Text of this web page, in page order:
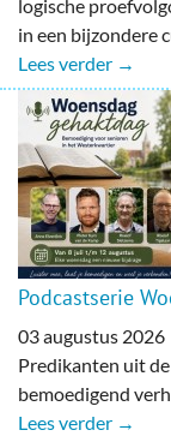
logische
in een bijzondere
Lees verder →
Podcastserie
03 augustus 2026
Predikanten uit
bemoedigend
Lees verder →